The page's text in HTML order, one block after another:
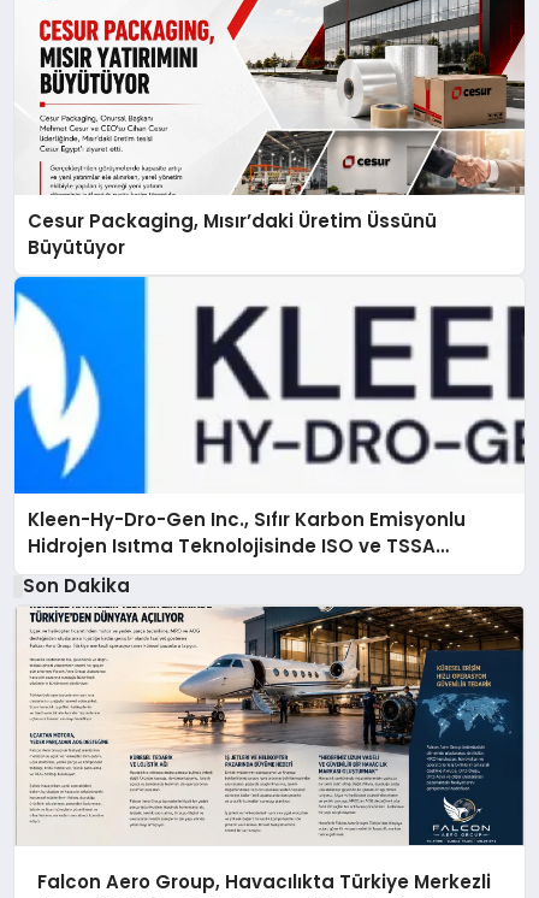
Cesur Packaging, Mısır’daki Üretim Üssünü
Büyütüyor
Kleen-Hy-Dro-Gen Inc., Sıfır Karbon Emisyonlu
Hidrojen Isıtma Teknolojisinde ISO ve TSSA
Düzenleyici Onaylarını Aldı
Son Dakika
Falcon Aero Group, Havacılıkta Türkiye Merkezli